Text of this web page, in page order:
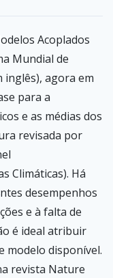
Acoplados
Mundial de
inglês), agora em
para a
e as médias dos
revisada por
Climáticas). Há
desempenhos
e à falta de
é ideal atribuir
modelo disponível.
revista Nature